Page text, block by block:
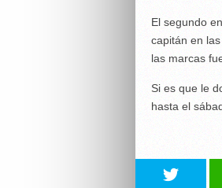
El segundo
capitán en
las marcas
Si es que le
hasta el